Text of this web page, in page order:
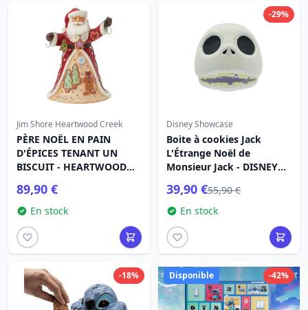
Jim Shore Heartwood Creek
PÈRE NOËL EN PAIN
D'ÉPICES TENANT UN
BISCUIT - HEARTWOOD
89,90 €
En stock
-29%
Disney Showcase
Boite à cookies Jack
L'Étrange Noël de
Monsieur Jack - DISNEY
39,90 €55,90 €
En stock
-18% -42%
Disponible